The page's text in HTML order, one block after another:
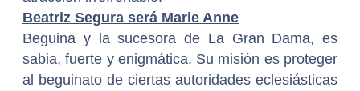
Beatriz Segura será Marie Anne
Beguina y la sucesora de La Gran Dama, es
sabia, fuerte y enigmática. Su misión es proteger
al beguinato de ciertas autoridades eclesiásticas